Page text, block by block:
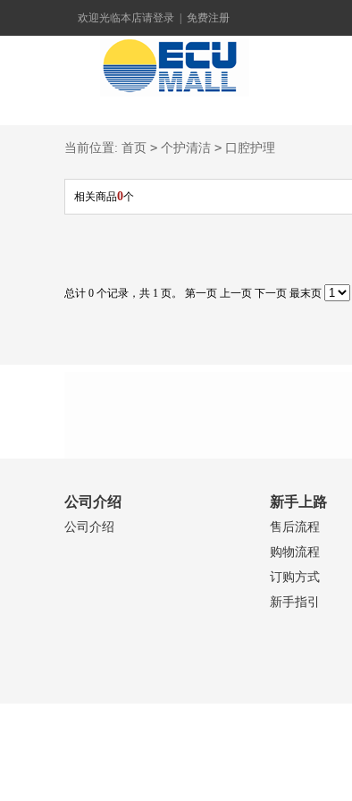
欢迎光临本店请登录 免费注册
当前位置: 首页 > 个护清洁 > 口腔护理
相关商品0个
总计 0 个记录，共 1 页。 第一页 上一页 下一页 最末页
公司介绍
公司介绍
新手上路
售后流程
购物流程
订购方式
新手指引